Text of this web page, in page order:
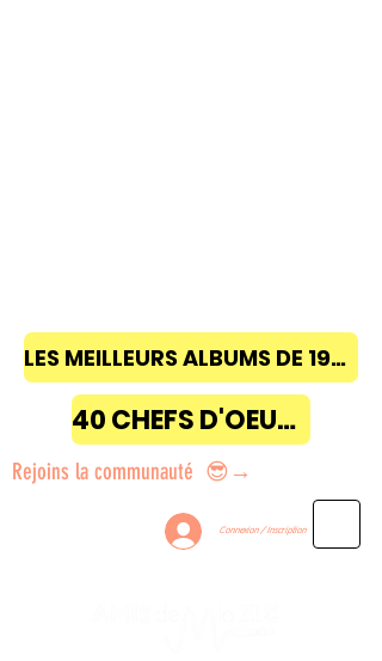
LES MEILLEURS ALBUMS DE 1968 à 2018
40 CHEFS D'OEUVRE
Rejoins la communauté 😎→
Connexion / Inscription